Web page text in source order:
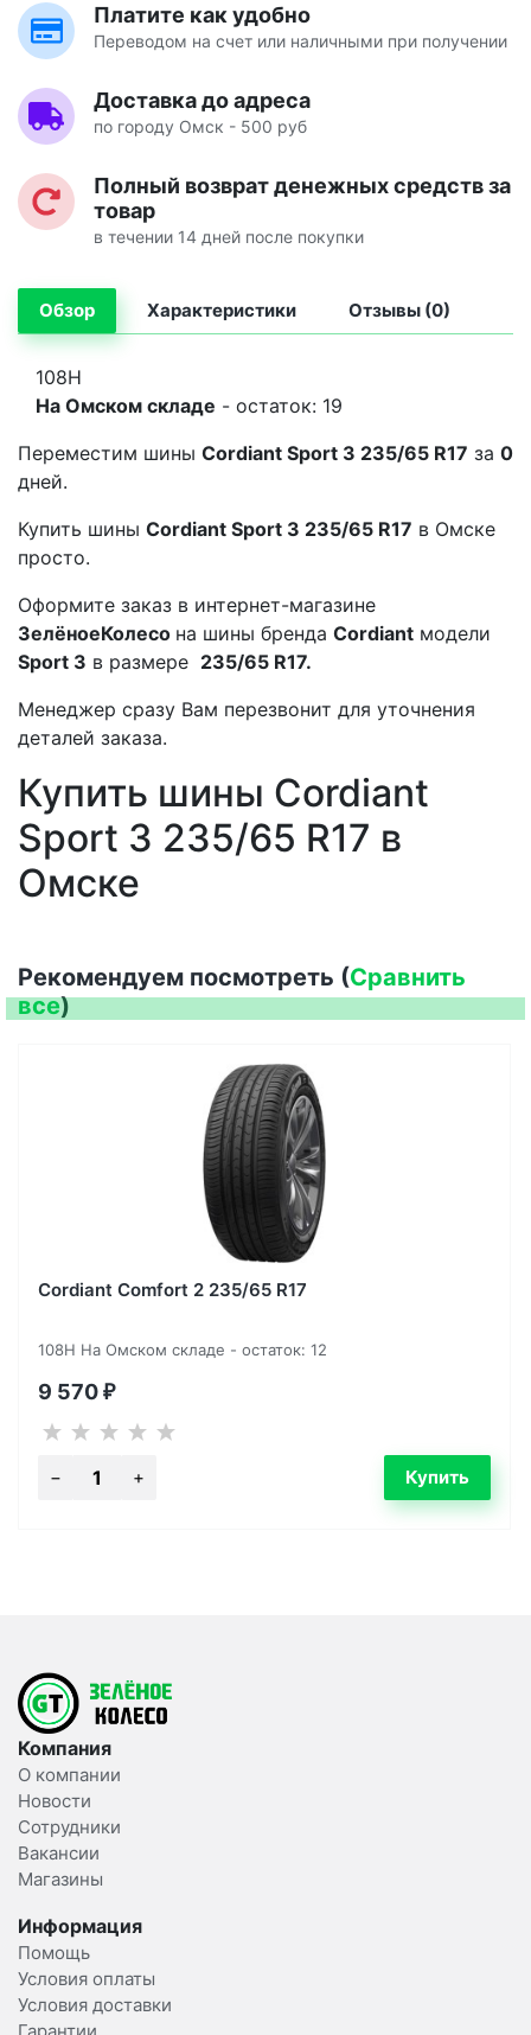
Платите как удобно
Переводом на счет или наличными при получении
Доставка до адреса
по городу Омск - 500 руб
Полный возврат денежных средств за
товар
в течении 14 дней после покупки
Обзор Характеристики Отзывы (0)
108H
На Омском складе - остаток: 19
Переместим шины Cordiant Sport 3 235/65 R17 за 0
дней.
Купить шины Cordiant Sport 3 235/65 R17 в Омске
просто.
Оформите заказ в интернет-магазине
ЗелёноеКолесо на шины бренда Cordiant модели
Sport 3 в размере 235/65 R17.
Менеджер сразу Вам перезвонит для уточнения
деталей заказа.
Купить шины Cordiant
Sport 3 235/65 R17 в
Омске
Рекомендуем посмотреть (Сравнить
все)
Cordiant Comfort 2 235/65 R17
108H На Омском складе - остаток: 12
9 570 ₽
Компания
О компании
Новости
Сотрудники
Вакансии
Магазины
Информация
Помощь
Условия оплаты
Условия доставки